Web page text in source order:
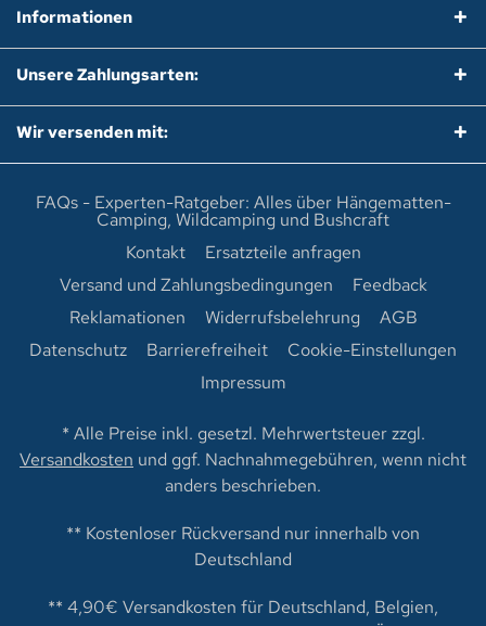
Informationen
Unsere Zahlungsarten:
Wir versenden mit:
FAQs - Experten-Ratgeber: Alles über Hängematten-
Camping, Wildcamping und Bushcraft
Kontakt
Ersatzteile anfragen
Versand und Zahlungsbedingungen
Feedback
Reklamationen
Widerrufsbelehrung
AGB
Datenschutz
Barrierefreiheit
Cookie-Einstellungen
Impressum
* Alle Preise inkl. gesetzl. Mehrwertsteuer zzgl.
Versandkosten und ggf. Nachnahmegebühren, wenn nicht
anders beschrieben.
** Kostenloser Rückversand nur innerhalb von
Deutschland
** 4,90€ Versandkosten für Deutschland, Belgien,